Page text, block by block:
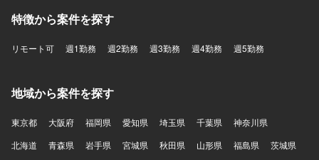
特徴から案件を探す
リモート可 週1勤務 週2勤務 週3勤務 週4勤務 週5勤務
地域から案件を探す
東京都 大阪府 福岡県 愛知県 埼玉県 千葉県
神奈川県
北海道
青森県 岩手県 宮城県 秋田県 山形県 福島県
茨城県